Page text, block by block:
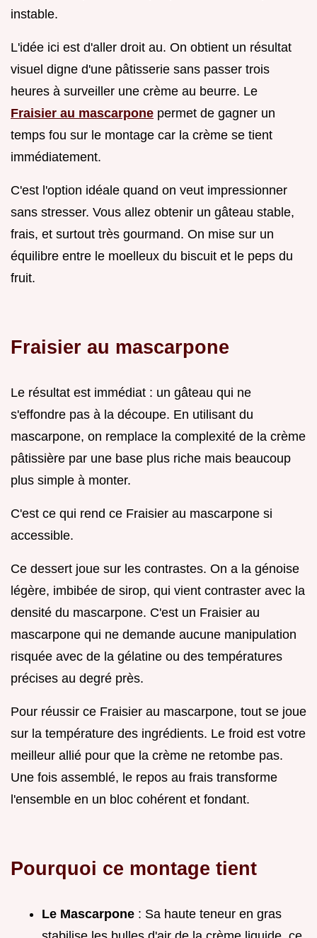
instable.
L'idée ici est d'aller droit au. On obtient un résultat
visuel digne d'une pâtisserie sans passer trois
heures à surveiller une crème au beurre. Le
Fraisier au mascarpone permet de gagner un
temps fou sur le montage car la crème se tient
immédiatement.
C'est l'option idéale quand on veut impressionner
sans stresser. Vous allez obtenir un gâteau stable,
frais, et surtout très gourmand. On mise sur un
équilibre entre le moelleux du biscuit et le peps du
fruit.
Fraisier au mascarpone
Le résultat est immédiat : un gâteau qui ne
s'effondre pas à la découpe. En utilisant du
mascarpone, on remplace la complexité de la crème
pâtissière par une base plus riche mais beaucoup
plus simple à monter.
C'est ce qui rend ce Fraisier au mascarpone si
accessible.
Ce dessert joue sur les contrastes. On a la génoise
légère, imbibée de sirop, qui vient contraster avec la
densité du mascarpone. C'est un Fraisier au
mascarpone qui ne demande aucune manipulation
risquée avec de la gélatine ou des températures
précises au degré près.
Pour réussir ce Fraisier au mascarpone, tout se joue
sur la température des ingrédients. Le froid est votre
meilleur allié pour que la crème ne retombe pas.
Une fois assemblé, le repos au frais transforme
l'ensemble en un bloc cohérent et fondant.
Pourquoi ce montage tient
Le Mascarpone : Sa haute teneur en gras